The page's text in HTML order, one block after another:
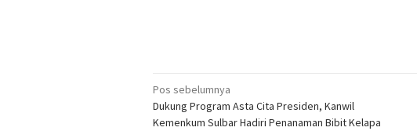
Navigasi
pos
Pos sebelumnya
Dukung Program Asta Cita Presiden, Kanwil
Kemenkum Sulbar Hadiri Penanaman Bibit Kelapa